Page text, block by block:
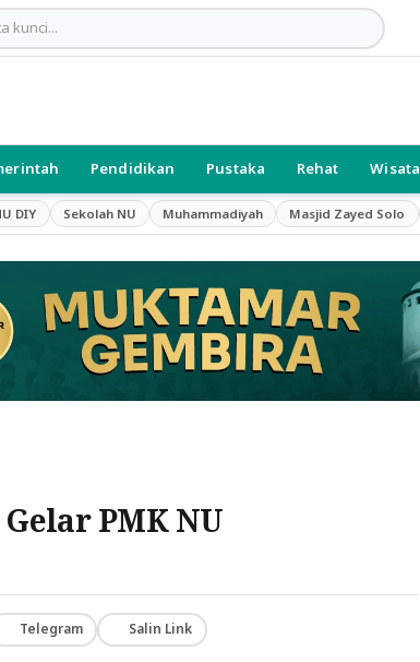
Pendidikan Pustaka Rehat Wisata
DIY Sekolah NU Muhammadiyah Masjid Zayed Solo
PMK NU
Telegram Salin Link